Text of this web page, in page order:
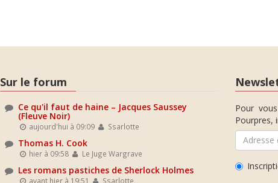
Sur le forum
Ce qu'il faut de haine – Jacques Saussey
(Fleuve Noir)
aujourd'hui à 09:09 Ssarlotte
Thomas H. Cook
hier à 09:58 Le Juge Wargrave
Les romans pastiches de Sherlock Holmes
avant hier à 19:51 Ssarlotte
Pour
Pourpres,